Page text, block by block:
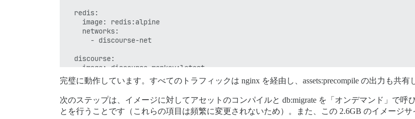
  redis:
    image: redis:alpine
    networks:
      - discourse-net
  discourse:
    image: discourse-monkey:latest
    working_dir: /var/www/discourse
    command: bash /var/www/discourse/entrypoint.sh
    # ports:
    #   - 3000:3000 # use the nginx entrypoint
    networks:
完璧に動作しています。すべてのトラフィックは nginx を経由し、assets:precompile の出力も共有
次のステップは、イメージに対してアセットのコンパイルと db:migrate を「オンデマンド」で呼
とを行うことです（これらの項目は頻繁に変更されないため）。また、この 2.6GB のイメージ